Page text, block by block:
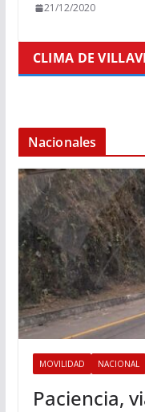
21/12/2020
CLIMA DE
Nacionales
MOVILIDAD NACIONAL
Paciencia,